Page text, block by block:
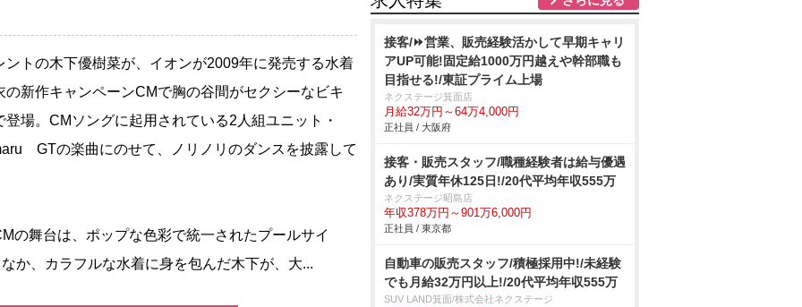
トの木下優樹菜が、イオンが2009年に発売する水着
の新作キャンペーンCMで胸の谷間がセクシーなビキ
登場。CMソングに起用されている2人組ユニット・
GTの楽曲にのせて、ノリノリのダンスを披露して
舞台は、ポップな色彩で統一されたプールサイ
か、カラフルな水着に身を包んだ木下が、大...
接客/⏩️営業、販売経験活かして早期キャリ
アUP可能!固定給1000万円越えや幹部職も
目指せる!/東証プライム上場
ネクステージ箕面店
月給32万円～64万4,000円
正社員 / 大阪府
接客・販売スタッフ/職種経験者は給与優遇
あり/実質年休125日!/20代平均年収555万
ネクステージ昭島店
年収378万円～901万6,000円
正社員 / 東京都
自動車の販売スタッフ/積極採用中!/未経験
でも月給32万円以上!/20代平均年収555万
SUV LAND箕面/株式会社ネクステージ